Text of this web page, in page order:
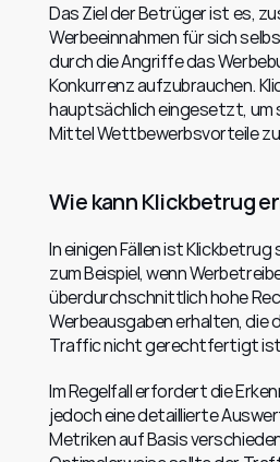
Das Ziel der Betrüger ist es,
Werbeeinnahmen für sich
durch die Angriffe das
Konkurrenz aufzubrauchen.
hauptsächlich eingesetzt, um
Mittel Wettbewerbsvorteile
Wie kann Klickbetrug
In einigen Fällen ist
zum Beispiel, wenn
überdurchschnittlich hohe
Werbeausgaben erhalten, die
Traffic nicht gerechtfertigt
Im Regelfall erfordert die
jedoch eine detaillierte
Metriken auf Basis